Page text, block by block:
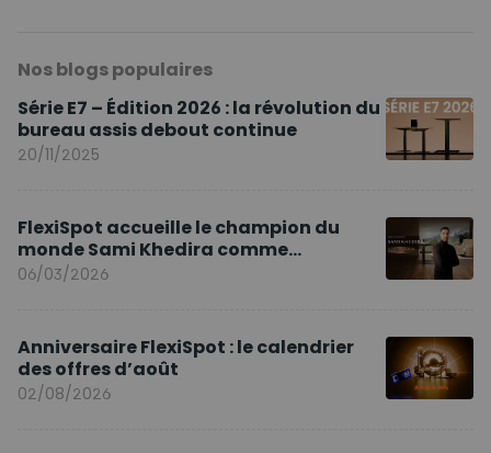
Nos blogs populaires
Série E7 – Édition 2026 : la révolution du
bureau assis debout continue
20/11/2025
FlexiSpot accueille le champion du
monde Sami Khedira comme
ambassadeur de la marque en Europe
06/03/2026
Anniversaire FlexiSpot : le calendrier
des offres d’août
02/08/2026